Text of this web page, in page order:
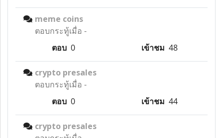
meme coins
ตอบกระทู้เมื่อ -
ตอบ 0 เข้าชม 48
crypto presales
ตอบกระทู้เมื่อ -
ตอบ 0 เข้าชม 44
crypto presales